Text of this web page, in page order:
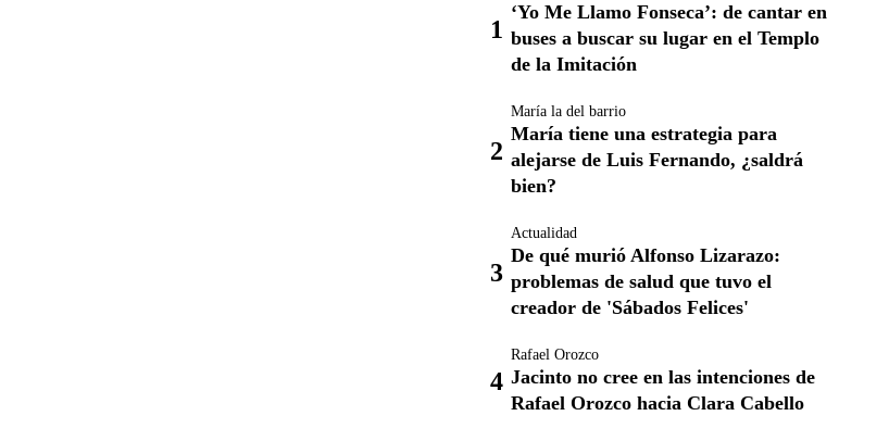
‘Yo Me Llamo Fonseca’: de cantar en
buses a buscar su lugar en el Templo
de la Imitación
María la del barrio
María tiene una estrategia para
alejarse de Luis Fernando, ¿saldrá
bien?
Actualidad
De qué murió Alfonso Lizarazo:
problemas de salud que tuvo el
creador de 'Sábados Felices'
Rafael Orozco
Jacinto no cree en las intenciones de
Rafael Orozco hacia Clara Cabello